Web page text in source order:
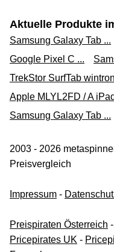
Aktuelle Produkte
Samsung Galaxy Tab ...
Google Pixel C ...
TrekStor SurfTab
Apple MLYL2FD / A
Samsung Galaxy Tab ...
2003 - 2026
Preisvergleich
Impressum -
Preispiraten Österreich -
Pricepirates UK -